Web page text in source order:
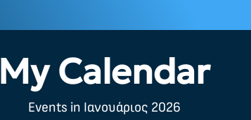
My Calendar
Events in Ιανουάριος 2026